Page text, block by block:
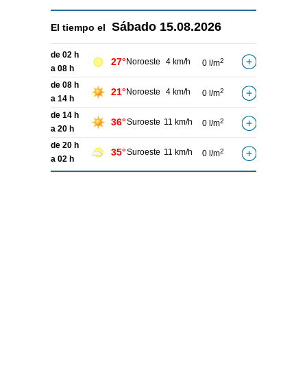
El tiempo el Sábado 15.08.2026
de 02 h
a 08 h
27° Noroeste 4 km/h 0 l/m2
de 08 h
a 14 h
21° Noroeste 4 km/h 0 l/m2
de 14 h
a 20 h
36°Suroeste 11 km/h 0 l/m2
de 20 h
a 02 h
35°Suroeste 11 km/h 0 l/m2